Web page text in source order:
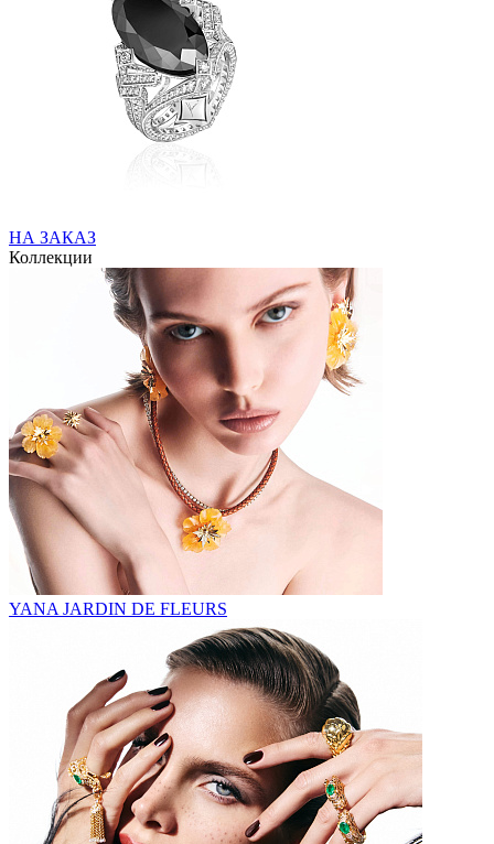
НА ЗАКАЗ
Коллекции
YANA JARDIN DE FLEURS